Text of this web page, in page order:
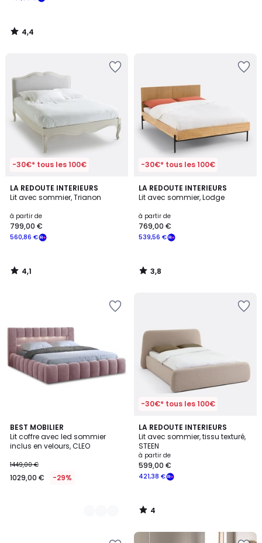
4,4
/
-30€* tous les 100€
LA REDOUTE INTERIEURS
Lit avec sommier, Trianon
à partir de
560,86 €
799,00 €
4,1
/ 5
4,1
/
-30€* tous les 100€
LA REDOUTE INTERIEURS
Lit avec sommier, Lodge
à partir de
539,56 €
769,00 €
3,8
/ 5
3,8
/
BEST MOBILIER
Lit coffre avec led sommier
inclus en velours, CLEO
1449,00 €
1029,00 € -29%
7
Couleurs
-30€* tous les 100€
LA REDOUTE INTERIEURS
Lit avec sommier, tissu texturé,
STEEN
à partir de
421,38 €
599,00 €
4
/
5
4
/